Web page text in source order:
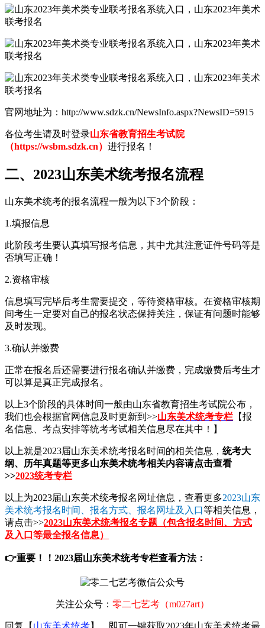
官网地址为：http://www.sdzk.cn/NewsInfo.aspx?NewsID=5915
各位考生请及时登录山东省教育招生考试院
（https://wsbm.sdzk.cn） 进行报名！
二、2023山东美术统考报名流程
山东美术统考的报名流程一般为以下3个阶段：
1.填报信息
此阶段考生要认真填写报考信息，其中尤其注意证件号码等是
否填写正确！
2.资格审核
信息填写完毕后考生需要提交，等待资格审核。在资格审核期
间考生一定要对自己的报名状态保持关注，保证有问题时能够
及时发现。
3.确认并缴费
正常在报名后还需要进行报名确认并缴费，完成缴费后考生才
可以算是真正完成报名。
以上3个阶段的具体时间一般由山东省教育招生考试院公布，
我们也会根据官网信息及时更新到>>山东美术统考专栏 【报
名信息、考点安排等统考考试相关信息尽在其中！】
以上就是2023届山东美术统考报名时间的相关信息， 统考大
纲、历年真题等更多山东美术统考相关内容请点击查看
>>2023统考专栏
以上为2023届山东美术统考报名网址信息，查看更多2023山东
美术统考报名时间、报名方式、报名网址及入口等相关信息，
请点击>>2023山东美术统考报名专题（包含报名时间、方式
及入口等最全报名信息）
👉重要！！2023届山东美术统考专栏查看方法：
关注公众号： 零二七艺考（m027art）
回复【山东美术统考】，即可一键获取2023年山东美术统考最